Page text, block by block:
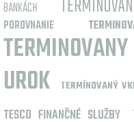
BANKÁCH
POROVNANIE
UROK
TERMÍNOVANÝ
TESCO FINANČNÉ SLUŽBY